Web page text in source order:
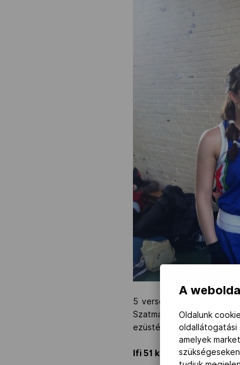
5 versenyzőnk volt
Szatmári Petra, valamint
ezüstérem jutott
Ifi 51 kg Wurst Nikolett-
A
Oldalunk
oldallátogatási
amelyek